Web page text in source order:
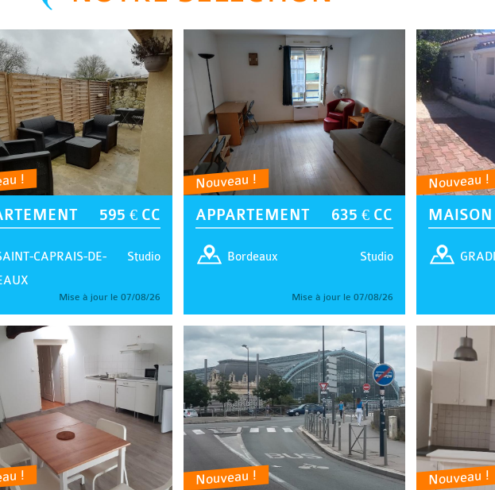
!
595 € CC
Studio
CAPRAIS-DE-
Mise à jour le 07/08/26
Nouveau !
APPARTEMENT 635 € CC
Studio
Bordeaux
Mise à jour le 07/08/26
Nouveau !
MAISON
! Nouveau ! Nouveau !